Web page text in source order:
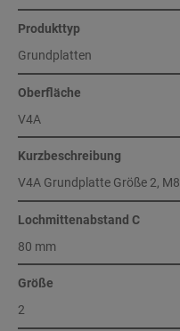
Produkttyp
Grundplatten
Oberfläche
V4A
Kurzbeschreibung
V4A Grundplatte Größe 2, M8
Lochmittenabstand C
80 mm
Größe
2